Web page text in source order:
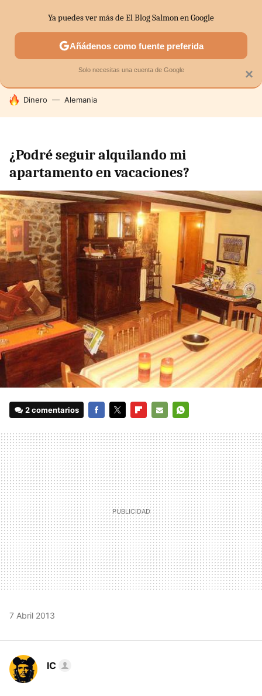
SECTORES ECONOMÍA DOMÉSTICA MERCADOS
HOY SE HABLA DE
Dinero Alemania
¿Podré seguir alquilando mi
apartamento en vacaciones?
2 comentarios
MAIL
7 Abril 2013
IC
×
Ya puedes ver más de El Blog Salmon en Google
Añádenos como fuente preferida
Solo necesitas una cuenta de Google